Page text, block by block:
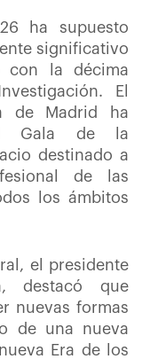
ha supuesto
significativo
con la décima
El
de Madrid ha
Gala de la
destinado a
de las
los ámbitos
el presidente
destacó que
nuevas formas
de una nueva
Era de los